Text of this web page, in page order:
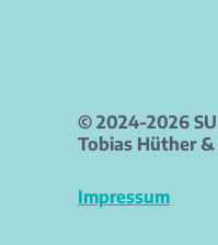
© 2024-2026
Tobias Hüther
Impressum